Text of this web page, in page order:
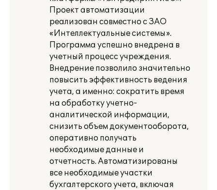
Проект автоматизации
реализован совместно с ЗАО
«Интеллектуальные системы».
Программа успешно внедрена в
учетный процесс учреждения.
Внедрение позволило значительно
повысить эффективность ведения
учета, а именно: сократить время
на обработку учетно-
аналитической информации,
снизить объем документооборота,
оперативно получать
необходимые данные и
отчетность. Автоматизированы
все необходимые участки
бухгалтерского учета, включая